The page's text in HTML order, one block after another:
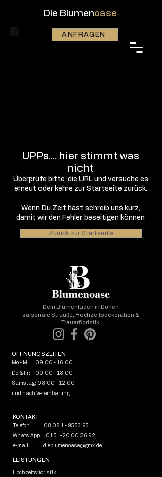
Die Blumenoase
ANFRAGEN
UPPs.... hier stimmt was
nicht
Überprüfe bitte die URL und versuche es
erneut oder kehre zur Startseite zurück.
Wenn Du Zeit hast schreib uns kurz,
damit wir den Fehler beseitigen können
Zurück zur Startseite
Dein Blumenladen in Dorfen
saisonale Sträuße, Hochzeitsdekoration &
Trauerfloristik.
ÖFFNUNGSZEITEN
Mo - Mi: 09:00 - 16:00
Do & Fr: 09:00 - 18:00
Samstag: 08:00 - 12:00
und nach Vereinbarung
KONTAKT
Telefon : 08 08 1 - 95 53 95
Whats App: 01 51 -20 00 36 92
e-mail: dieblumenoase@gmx.de
LEISTUNGEN
Hochzeitsfloristik